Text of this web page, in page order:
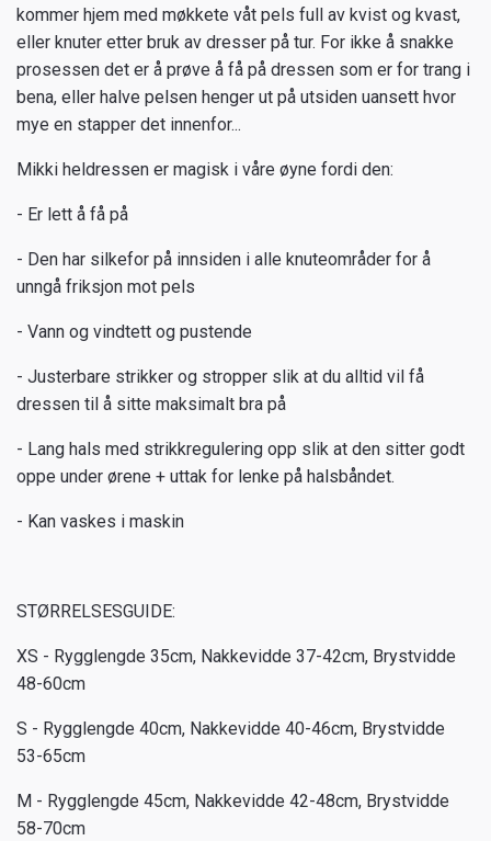
kommer hjem med møkkete våt pels full av kvist og kvast,
eller knuter etter bruk av dresser på tur. For ikke å snakke
prosessen det er å prøve å få på dressen som er for trang i
bena, eller halve pelsen henger ut på utsiden uansett hvor
mye en stapper det innenfor...
Mikki heldressen er magisk i våre øyne fordi den:
- Er lett å få på
- Den har silkefor på innsiden i alle knuteområder for å
unngå friksjon mot pels
- Vann og vindtett og pustende
- Justerbare strikker og stropper slik at du alltid vil få
dressen til å sitte maksimalt bra på
- Lang hals med strikkregulering opp slik at den sitter godt
oppe under ørene + uttak for lenke på halsbåndet.
- Kan vaskes i maskin
STØRRELSESGUIDE:
XS - Rygglengde 35cm, Nakkevidde 37-42cm, Brystvidde
48-60cm
S - Rygglengde 40cm, Nakkevidde 40-46cm, Brystvidde
53-65cm
M - Rygglengde 45cm, Nakkevidde 42-48cm, Brystvidde
58-70cm